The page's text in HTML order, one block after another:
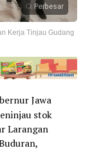
Perbesar
Kerja Tinjau Gudang
Jawa
stok
Larangan